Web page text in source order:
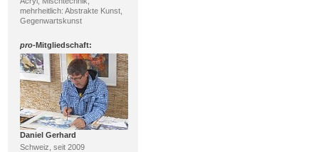
mehrheitlich: Abstrakte Kunst,
Gegenwartskunst
pro-Mitgliedschaft:
Daniel Gerhard
Schweiz, seit 2009